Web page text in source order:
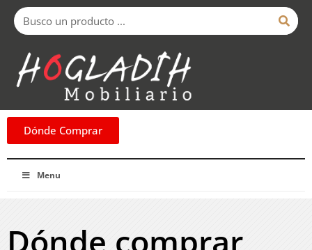
Buscar
Menu
Dónde Comprar